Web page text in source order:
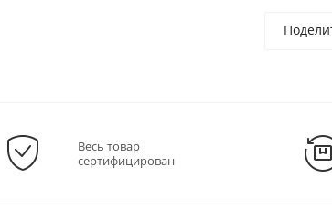
Весь товар
сертифицирован